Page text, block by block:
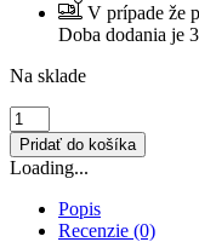
V prípade že
Doba dodania je
Na sklade
množstvo
Drtička
Aerospace
s
priemerom
Pridať do košíka
Loading...
Popis
Recenzie (0)